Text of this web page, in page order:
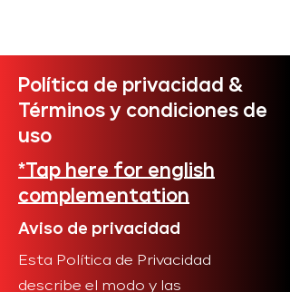
Política de privacidad &
Términos y condiciones de
uso
*Tap here for english
complementation
Aviso de privacidad
Esta Política de Privacidad
describe el modo y las